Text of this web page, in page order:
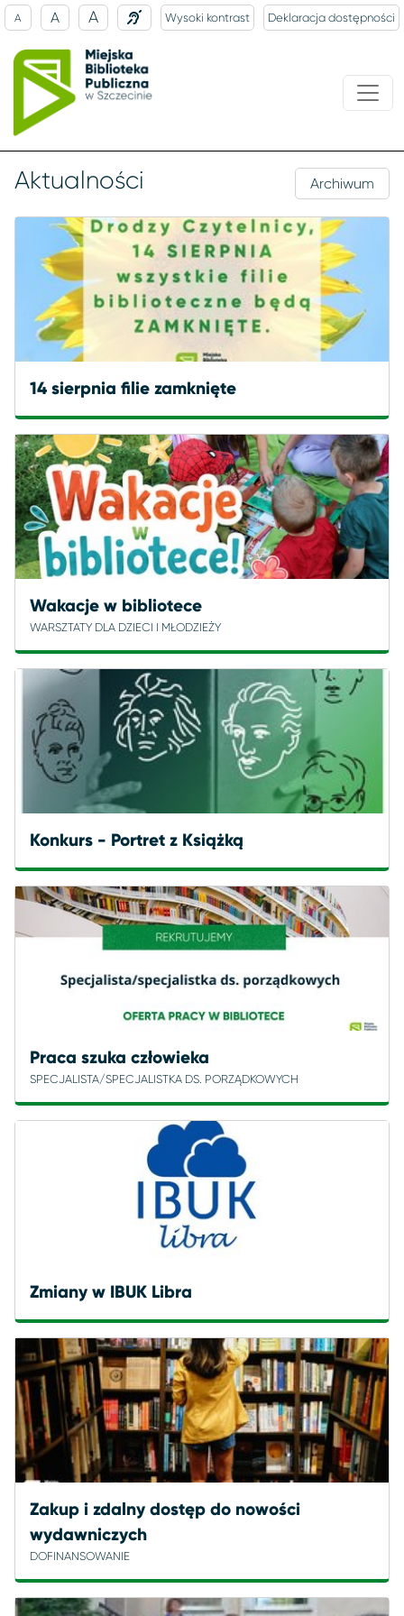
A A A Wysoki kontrast Deklaracja dostępności
Aktualności Archiwum
14 sierpnia filie zamknięte
Wakacje w bibliotece
WARSZTATY DLA DZIECI I MŁODZIEŻY
Konkurs - Portret z Książką
Praca szuka człowieka
SPECJALISTA/SPECJALISTKA DS. PORZĄDKOWYCH
Zmiany w IBUK Libra
Zakup i zdalny dostęp do nowości
wydawniczych
DOFINANSOWANIE